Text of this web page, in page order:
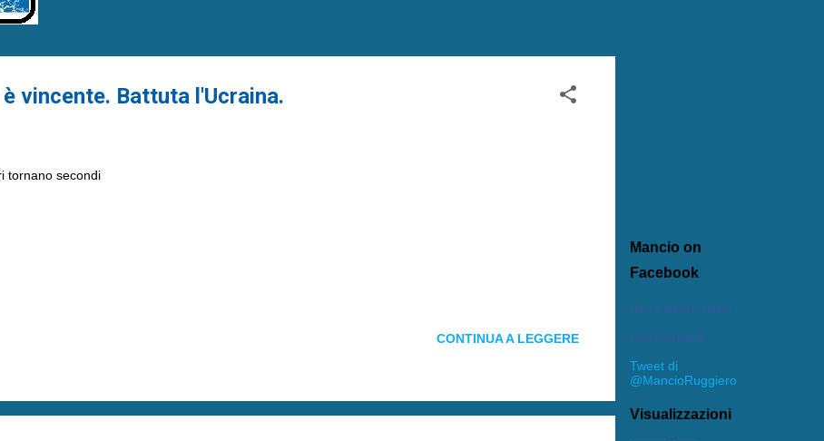
Mancio on
Facebook
Mancio Mario Ruggiero
Crea il tuo badge
Tweet di
@MancioRuggiero
Visualizzazioni
vincente. Battuta l'Ucraina.
tornano secondi
CONTINUA A LEGGERE